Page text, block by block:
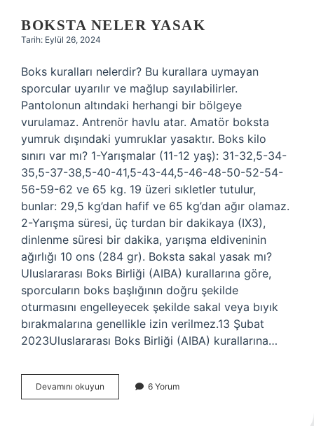
BOKSTA NELER YASAK
Tarih: Eylül 26, 2024
Boks kuralları nelerdir? Bu kurallara uymayan
sporcular uyarılır ve mağlup sayılabilirler.
Pantolonun altındaki herhangi bir bölgeye
vurulamaz. Antrenör havlu atar. Amatör boksta
yumruk dışındaki yumruklar yasaktır. Boks kilo
sınırı var mı? 1-Yarışmalar (11-12 yaş): 31-32,5-34-
35,5-37-38,5-40-41,5-43-44,5-46-48-50-52-54-
56-59-62 ve 65 kg. 19 üzeri sıkletler tutulur,
bunlar: 29,5 kg’dan hafif ve 65 kg’dan ağır olamaz.
2-Yarışma süresi, üç turdan bir dakikaya (IX3),
dinlenme süresi bir dakika, yarışma eldiveninin
ağırlığı 10 ons (284 gr). Boksta sakal yasak mı?
Uluslararası Boks Birliği (AIBA) kurallarına göre,
sporcuların boks başlığının doğru şekilde
oturmasını engelleyecek şekilde sakal veya bıyık
bırakmalarına genellikle izin verilmez.13 Şubat
2023Uluslararası Boks Birliği (AIBA) kurallarına…
Devamını okuyun
Neler
6 Yorum